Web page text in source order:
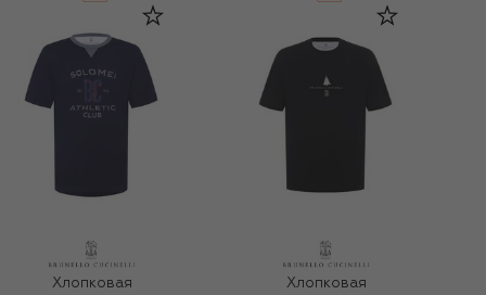
Хлопковая
Хлопковая